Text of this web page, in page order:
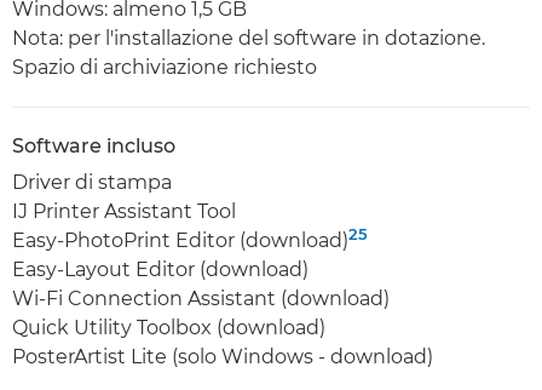
Windows: almeno 1,5 GB
Nota: per l'installazione del software in dotazione.
Spazio di archiviazione richiesto
Software incluso
Driver di stampa
IJ Printer Assistant Tool
Easy-PhotoPrint Editor (download)25
Easy-Layout Editor (download)
Wi-Fi Connection Assistant (download)
Quick Utility Toolbox (download)
PosterArtist Lite (solo Windows - download)